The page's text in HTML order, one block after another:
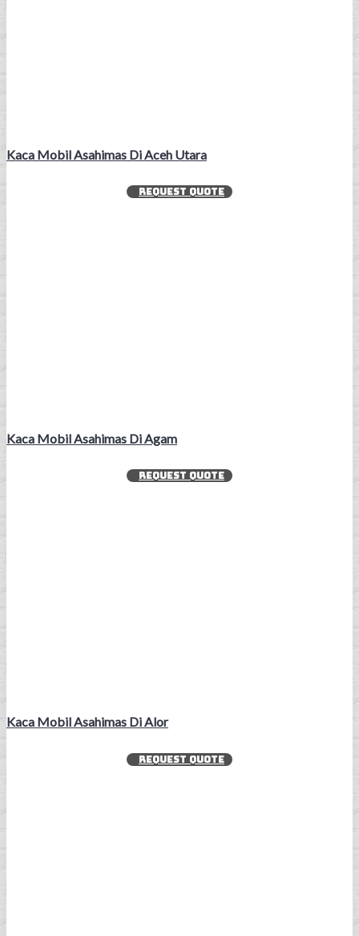
Kaca Mobil Asahimas Di Aceh Utara
REQUEST QUOTE
Kaca Mobil Asahimas Di Agam
REQUEST QUOTE
Kaca Mobil Asahimas Di Alor
REQUEST QUOTE